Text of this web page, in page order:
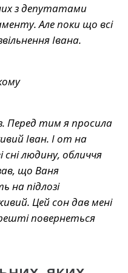
з депутатами
Але поки що всі
Івана.
Перед тим я просила
Іван. І от на
сні людину, обличчя
що Ваня
на підлозі
Цей сон дав мені
повернеться